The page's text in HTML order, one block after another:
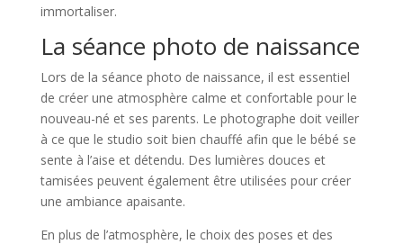
immortaliser.
La séance photo de naissance
Lors de la séance photo de naissance, il est essentiel
de créer une atmosphère calme et confortable pour le
nouveau-né et ses parents. Le photographe doit veiller
à ce que le studio soit bien chauffé afin que le bébé se
sente à l’aise et détendu. Des lumières douces et
tamisées peuvent également être utilisées pour créer
une ambiance apaisante.
En plus de l’atmosphère, le choix des poses et des